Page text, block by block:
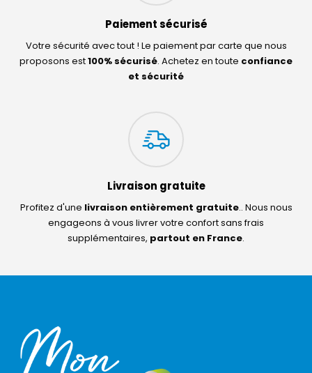
Paiement sécurisé
Votre sécurité avec tout ! Le paiement par carte que nous
proposons est100% sécurisé. Achetez en toute confiance
et sécurité
Livraison gratuite
Profitez d'une livraison entièrement gratuite.. Nous nous
engageons à vous livrer votre confort sans frais
supplémentaires, partout en France.